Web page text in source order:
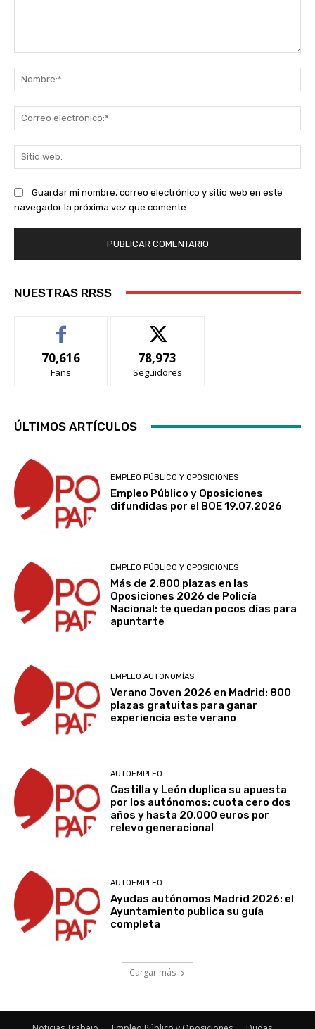
Guardar mi nombre, correo electrónico y sitio web en este
navegador la próxima vez que comente.
NUESTRAS RRSS
70,616
Fans
78,973
Seguidores
ÚLTIMOS ARTÍCULOS
EMPLEO PÚBLICO Y OPOSICIONES
Empleo Público y Oposiciones
difundidas por el BOE 19.07.2026
EMPLEO PÚBLICO Y OPOSICIONES
Más de 2.800 plazas en las
Oposiciones 2026 de Policía
Nacional: te quedan pocos días para
apuntarte
EMPLEO AUTONOMÍAS
Verano Joven 2026 en Madrid: 800
plazas gratuitas para ganar
experiencia este verano
AUTOEMPLEO
Castilla y León duplica su apuesta
por los autónomos: cuota cero dos
años y hasta 20.000 euros por
relevo generacional
AUTOEMPLEO
Ayudas autónomos Madrid 2026: el
Ayuntamiento publica su guía
completa
Cargar más